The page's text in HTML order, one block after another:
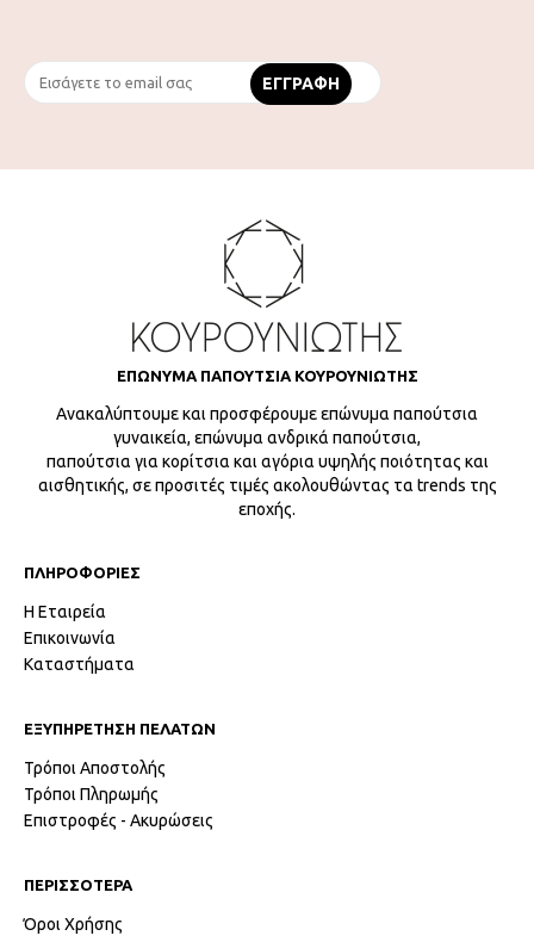
ΕΠΩΝΥΜΑ ΠΑΠΟΥΤΣΙΑ ΚΟΥΡΟΥΝΙΩΤΗΣ
Ανακαλύπτουμε και προσφέρουμε επώνυμα παπούτσια
γυναικεία, επώνυμα ανδρικά παπούτσια,
παπούτσια για κορίτσια και αγόρια υψηλής ποιότητας και
αισθητικής, σε προσιτές τιμές ακολουθώντας τα trends της
εποχής.
ΠΛΗΡΟΦΟΡΙΕΣ
Η Εταιρεία
Επικοινωνία
Καταστήματα
ΕΞΥΠΗΡΕΤΗΣΗ ΠΕΛΑΤΩΝ
Τρόποι Αποστολής
Τρόποι Πληρωμής
Επιστροφές - Ακυρώσεις
ΠΕΡΙΣΣΟΤΕΡΑ
Όροι Χρήσης